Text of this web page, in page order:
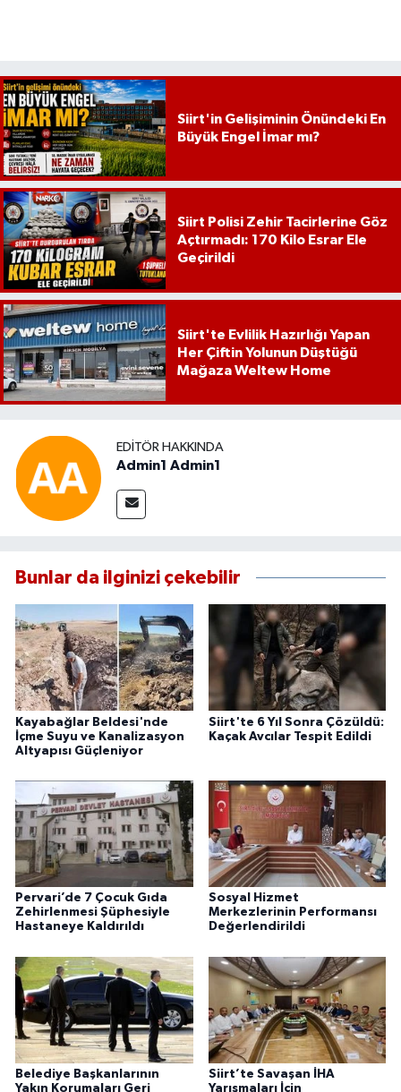
Siirt'in Gelişiminin Önündeki En
Büyük Engel İmar mı?
Siirt Polisi Zehir Tacirlerine Göz
Açtırmadı: 170 Kilo Esrar Ele
Geçirildi
Siirt'te Evlilik Hazırlığı Yapan
Her Çiftin Yolunun Düştüğü
Mağaza Weltew Home
EDITÖR HAKKINDA
Admin1 Admin1
Bunlar da ilginizi çekebilir
Kayabağlar Beldesi'nde
İçme Suyu ve Kanalizasyon
Altyapısı Güçleniyor
Siirt'te 6 Yıl Sonra Çözüldü:
Kaçak Avcılar Tespit Edildi
Pervari’de 7 Çocuk Gıda
Zehirlenmesi Şüphesiyle
Hastaneye Kaldırıldı
Sosyal Hizmet
Merkezlerinin Performansı
Değerlendirildi
Belediye Başkanlarının
Yakın Korumaları Geri
Siirt’te Savaşan İHA
Yarışmaları İçin